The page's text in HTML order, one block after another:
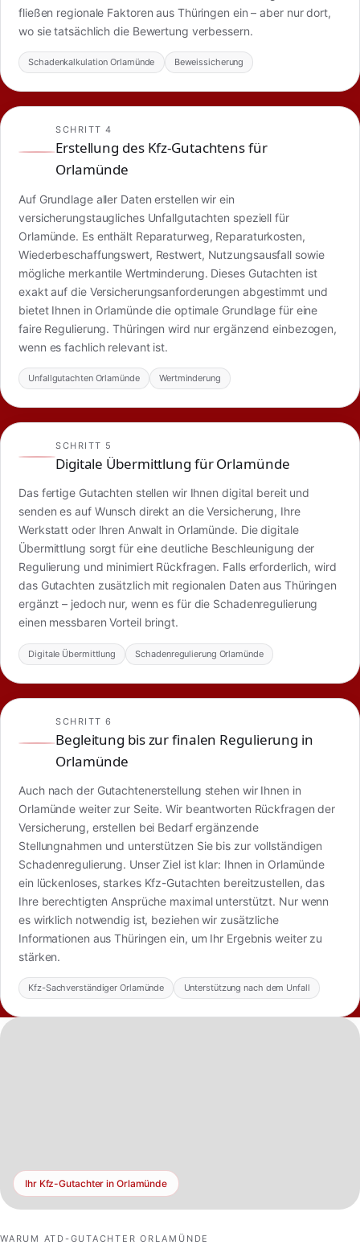
fließen regionale Faktoren aus Thüringen ein – aber nur dort,
wo sie tatsächlich die Bewertung verbessern.
Schadenkalkulation Orlamünde Beweissicherung
SCHRITT 4
Erstellung des Kfz-Gutachtens für
Orlamünde
Auf Grundlage aller Daten erstellen wir ein
versicherungstaugliches Unfallgutachten speziell für
Orlamünde. Es enthält Reparaturweg, Reparaturkosten,
Wiederbeschaffungswert, Restwert, Nutzungsausfall sowie
mögliche merkantile Wertminderung. Dieses Gutachten ist
exakt auf die Versicherungsanforderungen abgestimmt und
bietet Ihnen in Orlamünde die optimale Grundlage für eine
faire Regulierung. Thüringen wird nur ergänzend einbezogen,
wenn es fachlich relevant ist.
Unfallgutachten Orlamünde Wertminderung
SCHRITT 5
Digitale Übermittlung für Orlamünde
Das fertige Gutachten stellen wir Ihnen digital bereit und
senden es auf Wunsch direkt an die Versicherung, Ihre
Werkstatt oder Ihren Anwalt in Orlamünde. Die digitale
Übermittlung sorgt für eine deutliche Beschleunigung der
Regulierung und minimiert Rückfragen. Falls erforderlich, wird
das Gutachten zusätzlich mit regionalen Daten aus Thüringen
ergänzt – jedoch nur, wenn es für die Schadenregulierung
einen messbaren Vorteil bringt.
Digitale Übermittlung Schadenregulierung Orlamünde
SCHRITT 6
Begleitung bis zur finalen Regulierung in
Orlamünde
Auch nach der Gutachtenerstellung stehen wir Ihnen in
Orlamünde weiter zur Seite. Wir beantworten Rückfragen der
Versicherung, erstellen bei Bedarf ergänzende
Stellungnahmen und unterstützen Sie bis zur vollständigen
Schadenregulierung. Unser Ziel ist klar: Ihnen in Orlamünde
ein lückenloses, starkes Kfz-Gutachten bereitzustellen, das
Ihre berechtigten Ansprüche maximal unterstützt. Nur wenn
es wirklich notwendig ist, beziehen wir zusätzliche
Informationen aus Thüringen ein, um Ihr Ergebnis weiter zu
stärken.
Kfz-Sachverständiger Orlamünde Unterstützung nach dem Unfall
Ihr Kfz-Gutachter in Orlamünde
WARUM ATD-GUTACHTER ORLAMÜNDE